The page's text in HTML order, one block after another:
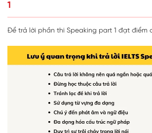
1
Để trả lời phần thi Speaking part 1 đạt điểm